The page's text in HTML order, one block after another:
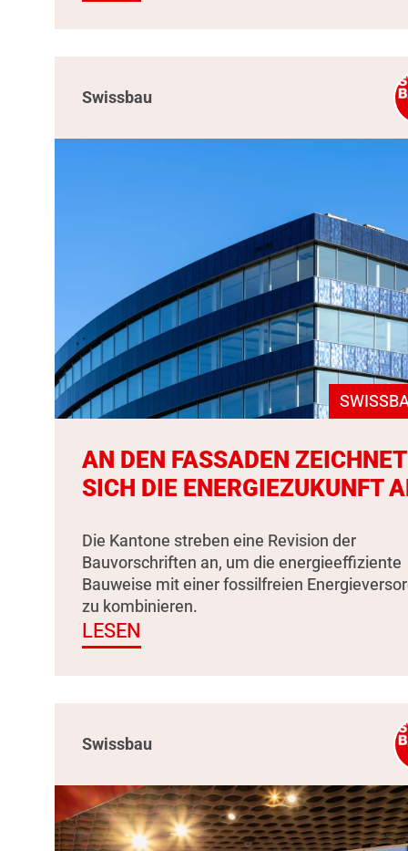
Swissbau
AN DEN FASSADEN ZEICHNET
SICH DIE ENERGIEZUKUNFT
Die Kantone streben eine Revision der
Bauvorschriften an, um die energieeffiziente
Bauweise mit einer fossilfreien
zu kombinieren.
LESEN
Swissbau